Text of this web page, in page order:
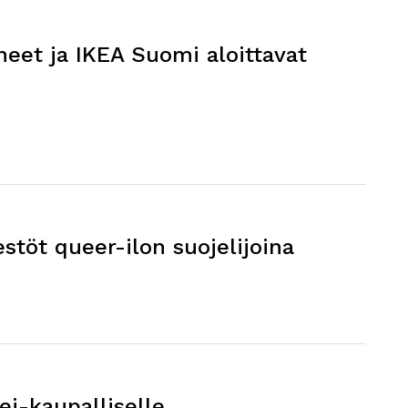
ja IKEA Suomi aloittavat
queer-ilon suojelijoina